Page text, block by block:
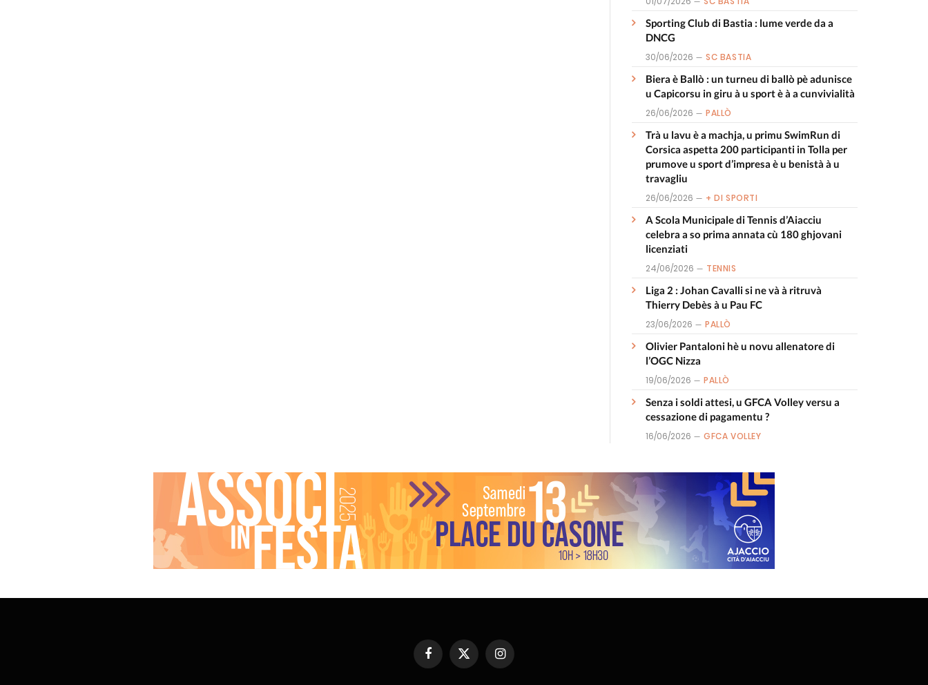
Sporting Club di Bastia : lume verde da a
DNCG
30/06/2026 SC BASTIA
Biera è Ballò : un turneu di ballò pè adunisce
u Capicorsu in giru à u sport è à a cunvivialità
26/06/2026 PALLÒ
Trà u lavu è a machja, u primu SwimRun di
Corsica aspetta 200 participanti in Tolla per
prumove u sport d’impresa è u benistà à u
travagliu
26/06/2026 + DI SPORTI
A Scola Municipale di Tennis d’Aiacciu
celebra a so prima annata cù 180 ghjovani
licenziati
24/06/2026 TENNIS
Liga 2 : Johan Cavalli si ne và à ritruvà
Thierry Debès à u Pau FC
23/06/2026 PALLÒ
Olivier Pantaloni hè u novu allenatore di
l’OGC Nizza
19/06/2026 PALLÒ
Senza i soldi attesi, u GFCA Volley versu a
cessazione di pagamentu ?
16/06/2026 GFCA VOLLEY
FacebookX
(Twitter)
Instagram